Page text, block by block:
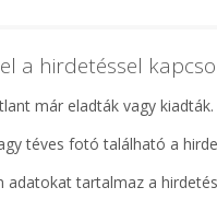
a hirdetéssel
már eladták vagy kiadták.
téves fotó található a
adatokat tartalmaz a